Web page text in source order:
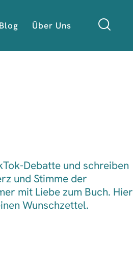
Über Uns
Debatte und schreiben
und Stimme der
mit Liebe zum Buch. Hier
Wunschzettel.